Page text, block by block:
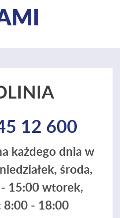
12 600
każdego dnia w
środa,
15:00 wtorek,
- 18:00